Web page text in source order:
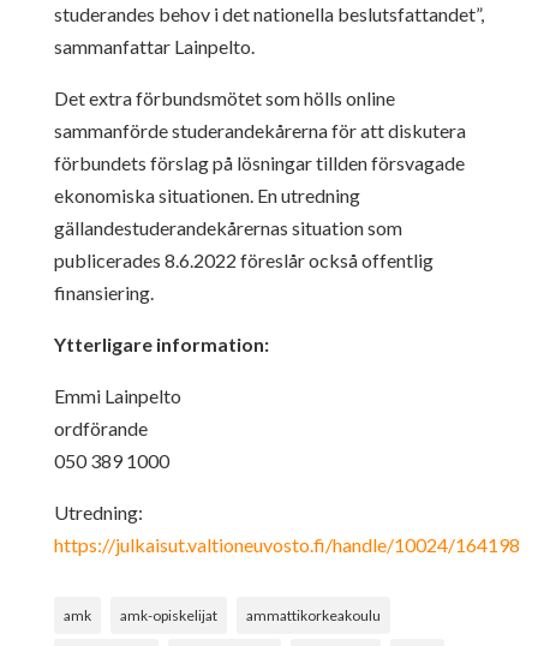
studerandes behov i det nationella beslutsfattandet”,
sammanfattar Lainpelto.
Det extra förbundsmötet som hölls online
sammanförde studerandekårerna för att diskutera
förbundets förslag på lösningar tillden försvagade
ekonomiska situationen. En utredning
gällandestuderandekårernas situation som
publicerades 8.6.2022 föreslår också offentlig
finansiering.
Ytterligare information:
Emmi Lainpelto
ordförande
050 389 1000
Utredning:
https://julkaisut.valtioneuvosto.fi/handle/10024/164198
amk amk-opiskelijat ammattikorkeakoulu